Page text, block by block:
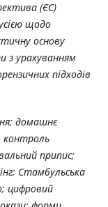
(ЄС)
щодо
основу
з урахуванням
підходів
домашнє
контроль
припис;
Стамбульська
цифровий